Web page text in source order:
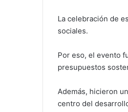
La celebración de
sociales.
Por eso, el evento
presupuestos
Además, hicieron
centro del